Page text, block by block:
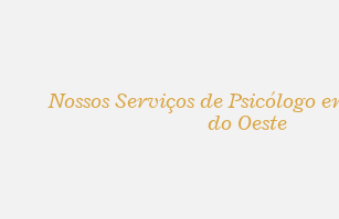
Nossos Serviços de Psicólogo
do Oeste